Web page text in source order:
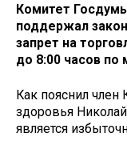
Комитет
поддержал
запрет на
до 8:00 часов по
Как пояснил
здоровья
является